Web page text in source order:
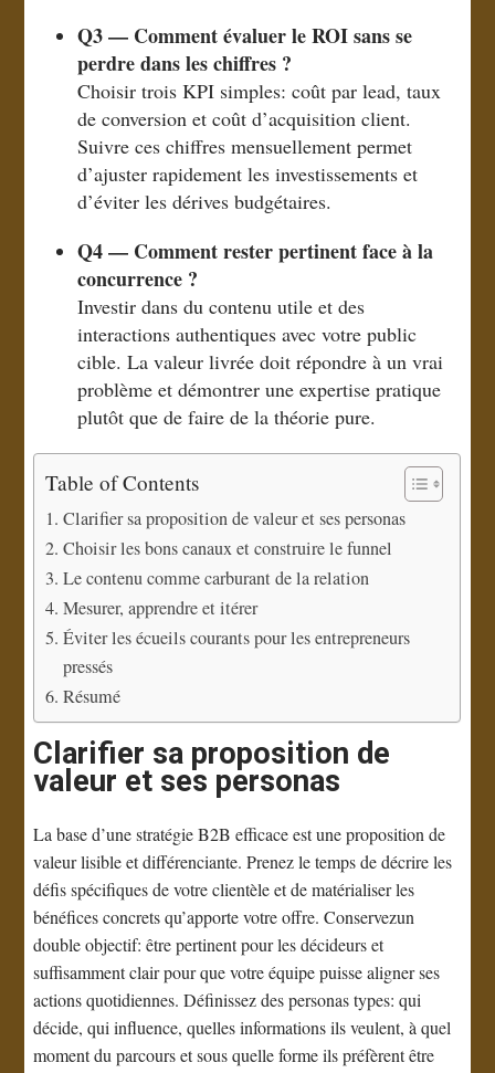
Q3 — Comment évaluer le ROI sans se
perdre dans les chiffres ?
Choisir trois KPI simples: coût par lead, taux
de conversion et coût d’acquisition client.
Suivre ces chiffres mensuellement permet
d’ajuster rapidement les investissements et
d’éviter les dérives budgétaires.
Q4 — Comment rester pertinent face à la
concurrence ?
Investir dans du contenu utile et des
interactions authentiques avec votre public
cible. La valeur livrée doit répondre à un vrai
problème et démontrer une expertise pratique
plutôt que de faire de la théorie pure.
Table of Contents
Clarifier sa proposition de valeur et ses personas
Choisir les bons canaux et construire le funnel
Le contenu comme carburant de la relation
Mesurer, apprendre et itérer
Éviter les écueils courants pour les entrepreneurs
pressés
Résumé
Clarifier sa proposition de
valeur et ses personas
La base d’une stratégie B2B efficace est une proposition de
valeur lisible et différenciante. Prenez le temps de décrire les
défis spécifiques de votre clientèle et de matérialiser les
bénéfices concrets qu’apporte votre offre. Conservezun
double objectif: être pertinent pour les décideurs et
suffisamment clair pour que votre équipe puisse aligner ses
actions quotidiennes. Définissez des personas types: qui
décide, qui influence, quelles informations ils veulent, à quel
moment du parcours et sous quelle forme ils préfèrent être